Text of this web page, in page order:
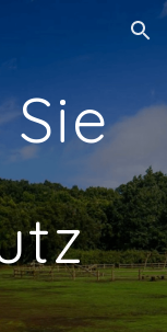
Skip to navigation